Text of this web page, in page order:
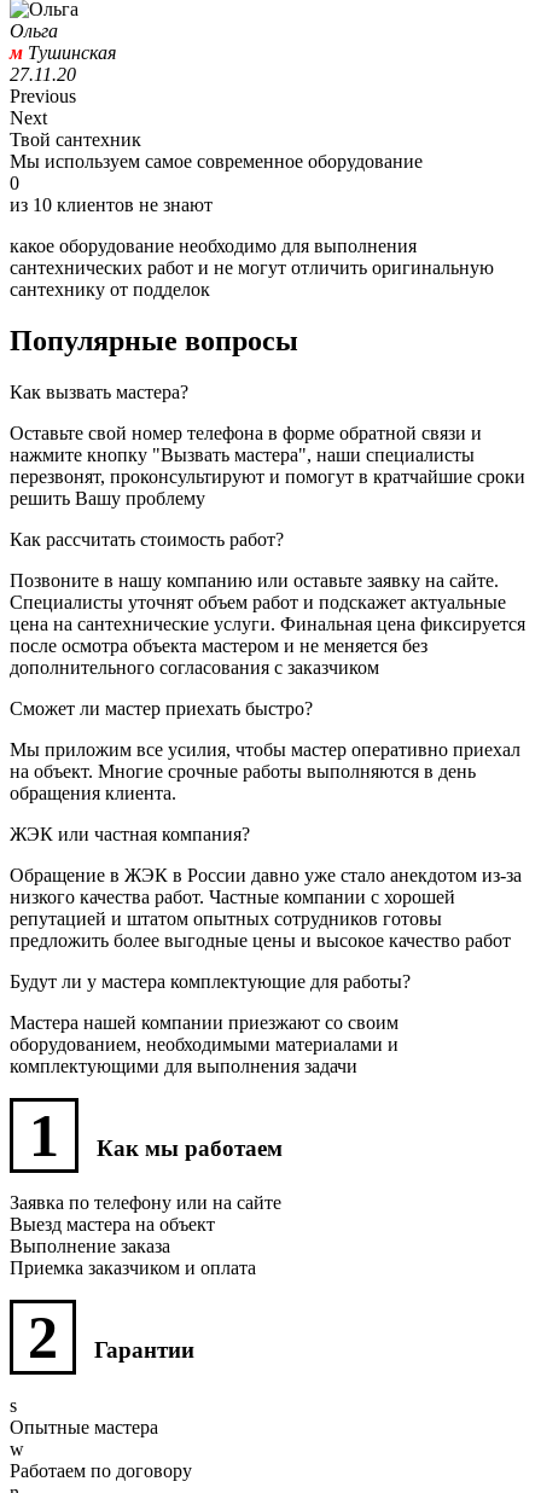
Ольга
м Тушинская
27.11.20
Previous
Next
Твой сантехник
Мы используем самое современное оборудование
0
из 10 клиентов не знают
какое оборудование необходимо для выполнения
сантехнических работ и не могут отличить оригинальную
сантехнику от подделок
Популярные вопросы
Как вызвать мастера?
Оставьте свой номер телефона в форме обратной связи и
нажмите кнопку "Вызвать мастера", наши специалисты
перезвонят, проконсультируют и помогут в кратчайшие сроки
решить Вашу проблему
Как рассчитать стоимость работ?
Позвоните в нашу компанию или оставьте заявку на сайте.
Специалисты уточнят объем работ и подскажет актуальные
цена на сантехнические услуги. Финальная цена фиксируется
после осмотра объекта мастером и не меняется без
дополнительного согласования с заказчиком
Сможет ли мастер приехать быстро?
Мы приложим все усилия, чтобы мастер оперативно приехал
на объект. Многие срочные работы выполняются в день
обращения клиента.
ЖЭК или частная компания?
Обращение в ЖЭК в России давно уже стало анекдотом из-за
низкого качества работ. Частные компании с хорошей
репутацией и штатом опытных сотрудников готовы
предложить более выгодные цены и высокое качество работ
Будут ли у мастера комплектующие для работы?
Мастера нашей компании приезжают со своим
оборудованием, необходимыми материалами и
комплектующими для выполнения задачи
1 Как мы работаем
Заявка по телефону или на сайте
Выезд мастера на объект
Выполнение заказа
Приемка заказчиком и оплата
2 Гарантии
Опытные мастера
Работаем по договору